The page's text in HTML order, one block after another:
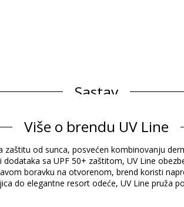
Sastav
Informacije o proizvodu
Više o brendu UV Line
zaštitu od sunca, posvećen kombinovanju
sa UPF 50+ zaštitom, UV Line
boravku na otvorenom, brend koristi
do elegantne resort odeće, UV Line pruža